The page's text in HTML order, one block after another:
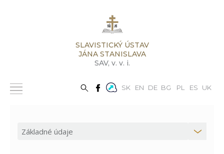
SLAVISTICKÝ ÚSTAV
JÁNA STANISLAVA
SAV, v. v. i.
UK
ES
PL
BG
DE
EN
SK